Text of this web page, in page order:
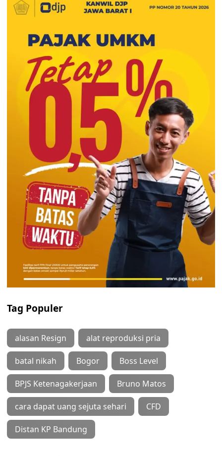
Tag Populer
alasan Resign alat reproduksi pria
batal nikah Bogor Boss Level
BPJS Ketenagakerjaan Bruno Matos
cara dapat uang sejuta sehari CFD
Distan KP Bandung